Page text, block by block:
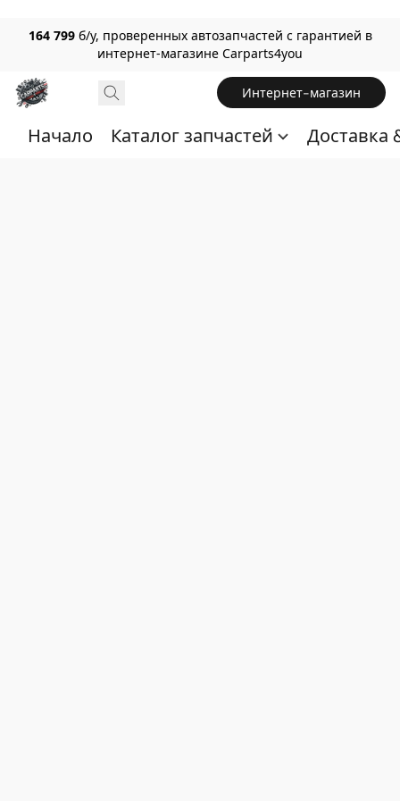
164 799 б/у, проверенных автозапчастей с гарантией в
интернет-магазине Carparts4you
Интернет-магазин
Начало Каталог запчастей Доставка